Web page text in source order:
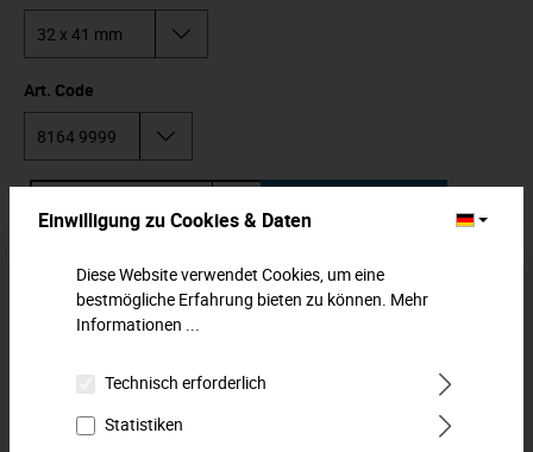
Art. Code
Beschreibung
Aufsteckrohr für Zug-Ringschlüssel. Zur Verlängerung des
Hebelarms und Vergrößerung der Kraftwirkung. Mit Loch
zum sicheren…Mehr
Einwilligung zu Cookies & Daten
Diese Website verwendet Cookies, um eine
bestmögliche Erfahrung bieten zu können. Mehr
Informationen ...
Technisch erforderlich
Statistiken